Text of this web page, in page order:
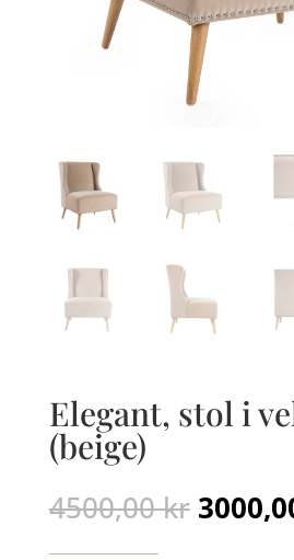
Elegant, stol i
(beige)
4500,00kr
pris